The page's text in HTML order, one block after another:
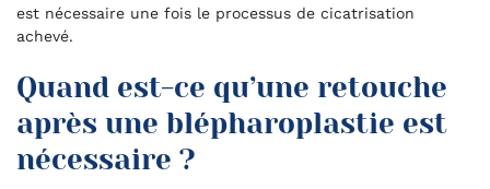
est nécessaire une fois le processus de cicatrisation
achevé.
Quand est-ce qu’une retouche
après une blépharoplastie est
nécessaire ?